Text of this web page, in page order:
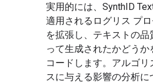
実用的には、SynthID Text
適用されるログリス プ
を拡張し、テキストの
って生成されたかどう
コードします。アルゴ
スに与える影響の分析に